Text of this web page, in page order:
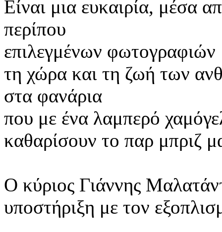
Είναι μια ευκαιρία, μέσα
περίπου
επιλεγμένων
τη χώρα και τη ζωή των
στα φανάρια
που με ένα λαμπερό
καθαρίσουν το παρ μπριζ
Ο κύριος Γιάννης
υποστήριξη με τον